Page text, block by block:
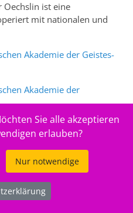
Oechslin ist eine
mit nationalen und
Akademie der Geistes-
Akademie der
Portalswww.sciences-
Werner Oechslin
Sie alle akzeptieren
erlauben?
Nur notwendige